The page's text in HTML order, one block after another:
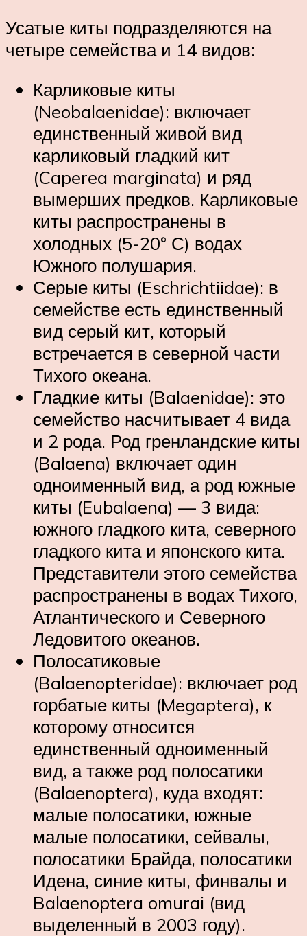
Усатые киты подразделяются на
четыре семейства и 14 видов:
Карликовые киты
(Neobalaenidae): включает
единственный живой вид
карликовый гладкий кит
(Caperea marginata) и ряд
вымерших предков. Карликовые
киты распространены в
холодных (5-20° С) водах
Южного полушария.
Серые киты (Eschrichtiidae): в
семействе есть единственный
вид серый кит, который
встречается в северной части
Тихого океана.
Гладкие киты (Balaenidae): это
семейство насчитывает 4 вида
и 2 рода. Род гренландские киты
(Balaena) включает один
одноименный вид, а род южные
киты (Eubalaena) — 3 вида:
южного гладкого кита, северного
гладкого кита и японского кита.
Представители этого семейства
распространены в водах Тихого,
Атлантического и Северного
Ледовитого океанов.
Полосатиковые
(Balaenopteridae): включает род
горбатые киты (Megaptera), к
которому относится
единственный одноименный
вид, а также род полосатики
(Balaenoptera), куда входят:
малые полосатики, южные
малые полосатики, сейвалы,
полосатики Брайда, полосатики
Идена, синие киты, финвалы и
Balaenoptera omurai (вид
выделенный в 2003 году).